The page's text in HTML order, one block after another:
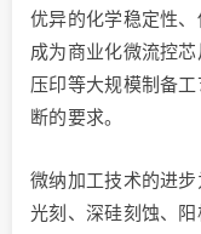
优异的化学稳定性
成为商业化微流控
压印等大规模制备
断的要求。
微纳加工技术的进步
光刻、深硅刻蚀、